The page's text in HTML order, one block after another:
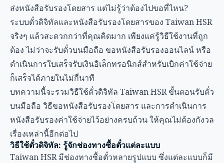
ส่งหนังสือรับรองโดยสาร แต่ไม่รู้ว่าต้องไปขอที่ไหน?
ระบบตั๋วดิจิทัลและหนังสือรับรองโดยสารของ Taiwan HSR
จริงๆ แล้วสะดวกกว่าที่คุณคิดมาก เพียงแค่รู้วิธีใช้งานที่ถูก
ต้อง ไม่ว่าจะรับตั๋วบนมือถือ ขอหนังสือรับรองออนไลน์ หรือ
ดำเนินการใบเสร็จรับเงินอิเล็กทรอนิกส์สำหรับเบิกค่าใช้จ่าย
ก็เสร็จได้ภายในไม่กี่นาที
บทความนี้จะรวมวิธีใช้ตั๋วดิจิทัล Taiwan HSR ขั้นตอนรับตั๋ว
บนมือถือ วิธีขอหนังสือรับรองโดยสาร และการดำเนินการ
หนังสือรับรองค่าใช้จ่ายไว้อย่างครบถ้วน ให้คุณไม่ต้องกังวล
เรื่องเหล่านี้อีกต่อไป
วิธีใช้ตั๋วดิจิทัล: รู้จักช่องทางซื้อตั๋วแต่ละแบบ
Taiwan HSR มีช่องทางซื้อตั๋วหลายรูปแบบ ซึ่งแต่ละแบบก็มี